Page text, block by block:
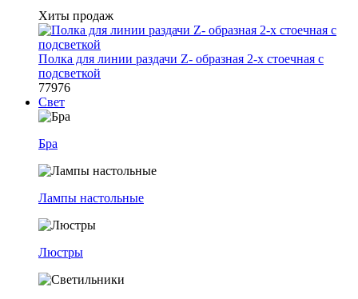
Хиты продаж
Полка для линии раздачи Z- образная 2-х стоечная с
подсветкой
77976
Свет
Бра
Лампы настольные
Люстры